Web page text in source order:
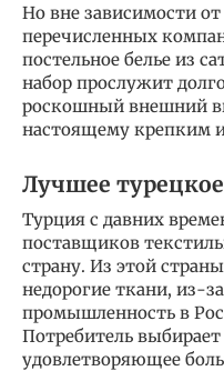
Но вне зависимости
перечисленных
постельное белье из
набор прослужит
роскошный внешний
настоящему крепким
Лучшее
Турция с давних
поставщиков
страну. Из этой
недорогие ткани, из-
промышленность в
Потребитель выбирает
удовлетворяющее